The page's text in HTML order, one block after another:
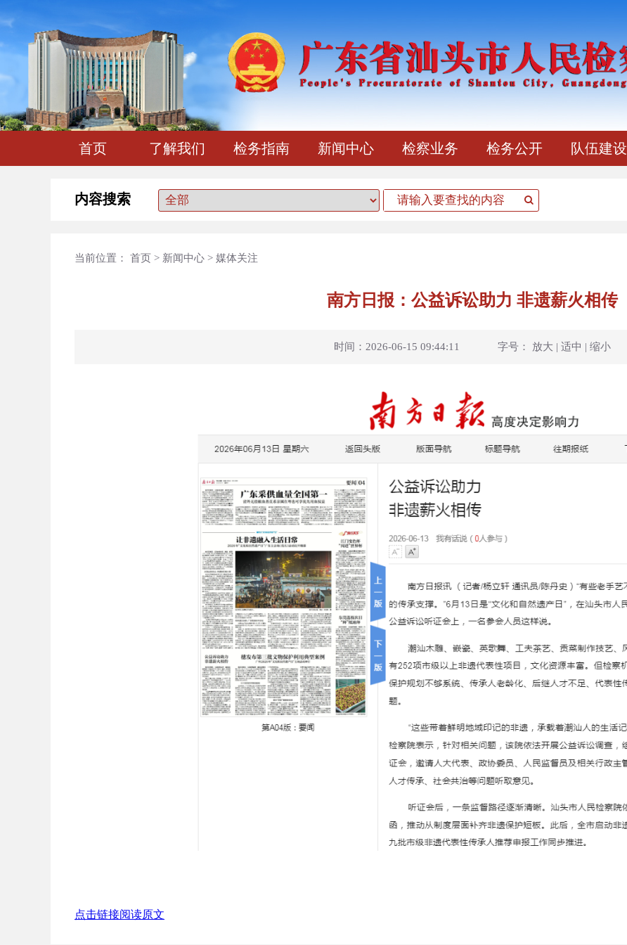
首页 了解我们 检务指南 新闻中心 检察业务 检务公开 队伍建设
内容搜索
当前位置： 首页 > 新闻中心 > 媒体关注
南方日报：公益诉讼助力 非遗薪火相传
时间：2026-06-15 09:44:11 字号： 放大 | 适中 | 缩小
点击链接阅读原文